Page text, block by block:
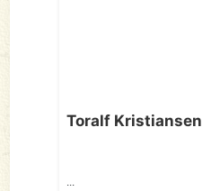
Toralf Kristiansen
...